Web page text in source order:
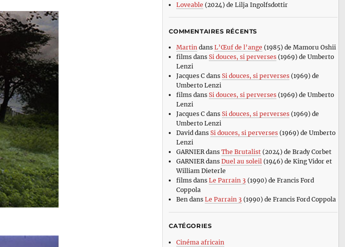
Loveable (2024) de Lilja Ingolfsdottir
COMMENTAIRES RÉCENTS
Martindans L’Œuf de l’ange (1985) de Mamoru Oshii
filmsdans Si douces, si perverses(1969) de Umberto
Lenzi
Jacques Cdans Si douces, si perverses(1969) de
Umberto Lenzi
filmsdans Si douces, si perverses(1969) de Umberto
Lenzi
Jacques Cdans Si douces, si perverses(1969) de
Umberto Lenzi
Daviddans Si douces, si perverses(1969) de Umberto
Lenzi
GARNIERdans The Brutalist(2024) de Brady Corbet
GARNIERdans Duel au soleil(1946) de King Vidor et
William Dieterle
filmsdans Le Parrain 3 (1990) de Francis Ford
Coppola
Bendans Le Parrain 3 (1990) de Francis Ford Coppola
CATÉGORIES
Cinéma africain